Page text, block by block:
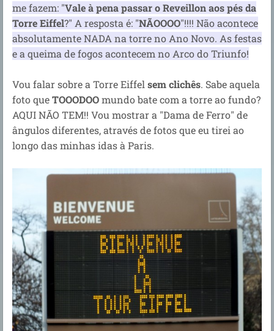
me fazem: "Vale à pena passar o Reveillon aos pés da
Torre Eiffel?" A resposta é: "NÃOOOO"!!!! Não acontece
absolutamente NADA na torre no Ano Novo. As festas
e a queima de fogos acontecem no Arco do Triunfo!
Vou falar sobre a Torre Eiffel sem clichês. Sabe aquela
foto queTOOODOOmundo bate com a torre ao fundo?
AQUI NÃO TEM!! Vou mostrar a "Dama de Ferro" de
ângulos diferentes, através de fotos que eu tirei ao
longo das minhas idas à Paris.